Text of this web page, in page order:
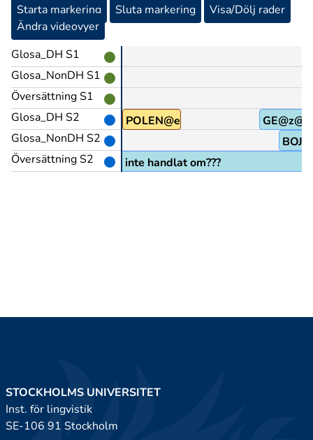
Starta markering Sluta markering
Visa/Dölj rader
Ändra videovyer
Glosa_DH S1
Glosa_NonDH S1
Översättning S1
Glosa_DH S2
Glosa_NonDH S2
Översättning S2
POLEN@en
BOJ-
polska har det inte handlat om???
STOCKHOLMS UNIVERSITET
Inst. för lingvistik
SE-106 91 Stockholm